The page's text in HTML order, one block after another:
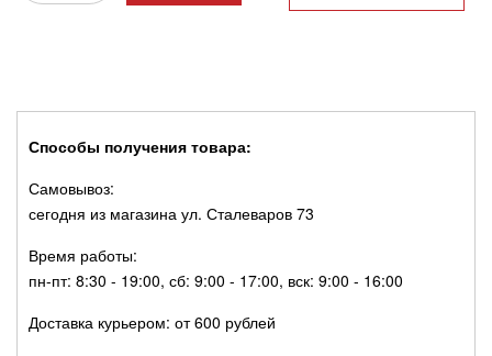
Способы получения товара:
Самовывоз:
сегодня из магазина ул. Сталеваров 73
Время работы:
пн-пт: 8:30 - 19:00, сб: 9:00 - 17:00, вск: 9:00 - 16:00
Доставка курьером: от 600 рублей